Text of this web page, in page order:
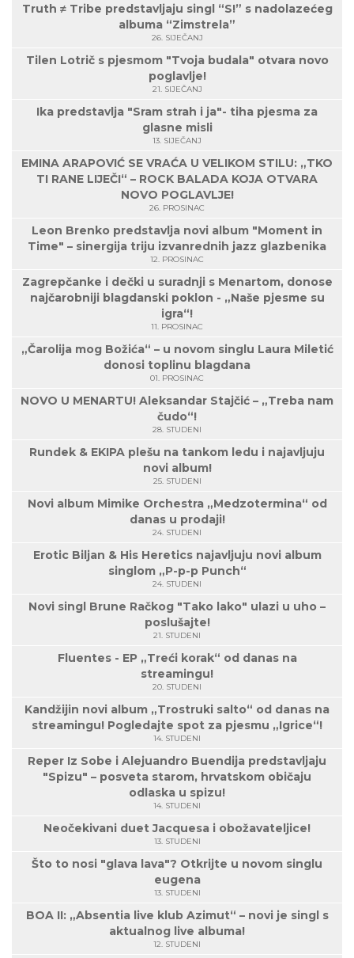
Truth ≠ Tribe predstavljaju singl “S!” s nadolazećeg
albuma “Zimstrela”
26. SIJEČANJ
Tilen Lotrič s pjesmom "Tvoja budala" otvara novo
poglavlje!
21. SIJEČANJ
Ika predstavlja "Sram strah i ja"- tiha pjesma za
glasne misli
13. SIJEČANJ
EMINA ARAPOVIĆ SE VRAĆA U VELIKOM STILU: „TKO
TI RANE LIJEČI“ – ROCK BALADA KOJA OTVARA
NOVO POGLAVLJE!
26. PROSINAC
Leon Brenko predstavlja novi album "Moment in
Time" – sinergija triju izvanrednih jazz glazbenika
12. PROSINAC
Zagrepčanke i dečki u suradnji s Menartom, donose
najčarobniji blagdanski poklon - „Naše pjesme su
igra“!
11. PROSINAC
„Čarolija mog Božića“ – u novom singlu Laura Miletić
donosi toplinu blagdana
01. PROSINAC
NOVO U MENARTU! Aleksandar Stajčić – „Treba nam
čudo“!
28. STUDENI
Rundek & EKIPA plešu na tankom ledu i najavljuju
novi album!
25. STUDENI
Novi album Mimike Orchestra „Medzotermina“ od
danas u prodaji!
24. STUDENI
Erotic Biljan & His Heretics najavljuju novi album
singlom „P-p-p Punch“
24. STUDENI
Novi singl Brune Račkog "Tako lako" ulazi u uho –
poslušajte!
21. STUDENI
Fluentes - EP „Treći korak“ od danas na
streamingu!
20. STUDENI
Kandžijin novi album „Trostruki salto“ od danas na
streamingu! Pogledajte spot za pjesmu „Igrice“!
14. STUDENI
Reper Iz Sobe i Alejuandro Buendija predstavljaju
"Spizu" – posveta starom, hrvatskom običaju
odlaska u spizu!
14. STUDENI
Neočekivani duet Jacquesa i obožavateljice!
13. STUDENI
Što to nosi "glava lava"? Otkrijte u novom singlu
eugena
13. STUDENI
BOA II: „Absentia live klub Azimut“ – novi je singl s
aktualnog live albuma!
12. STUDENI